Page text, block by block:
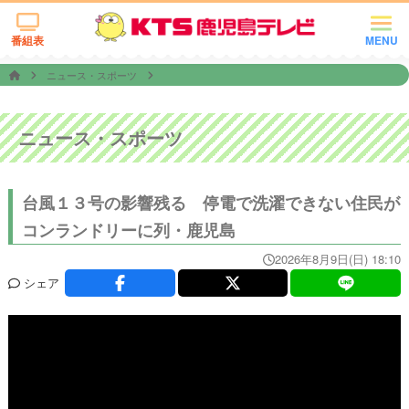
MENU
番組表
ニュース・スポーツ
ニュース・スポーツ
台風１３号の影響残る 停電で洗濯できない住民が
コンランドリーに列・鹿児島
2026年8月9日(日) 18:10
シェア